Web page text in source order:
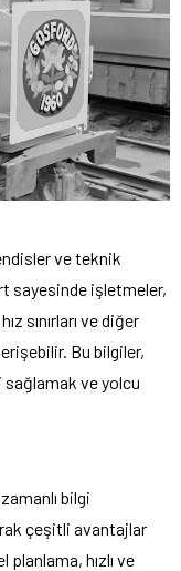
ve teknik
sayesinde işletmeler,
sınırları ve diğer
Bu bilgiler,
ve yolcu
bilgi
çeşitli avantajlar
planlama, hızlı ve